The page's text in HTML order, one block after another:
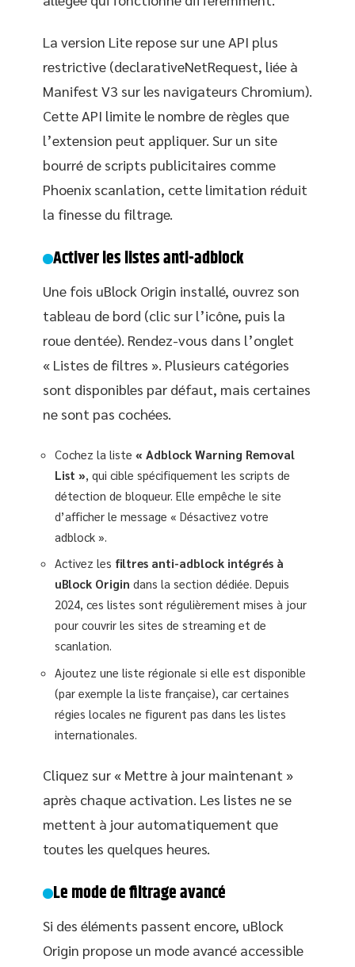
La version Lite repose sur une API plus
restrictive (declarativeNetRequest, liée à
Manifest V3 sur les navigateurs Chromium).
Cette API limite le nombre de règles que
l’extension peut appliquer. Sur un site
bourré de scripts publicitaires comme
Phoenix scanlation, cette limitation réduit
la finesse du filtrage.
Activer les listes anti-adblock
Une fois uBlock Origin installé, ouvrez son
tableau de bord (clic sur l’icône, puis la
roue dentée). Rendez-vous dans l’onglet
« Listes de filtres ». Plusieurs catégories
sont disponibles par défaut, mais certaines
ne sont pas cochées.
Cochez la liste « Adblock Warning Removal
List », qui cible spécifiquement les scripts de
détection de bloqueur. Elle empêche le site
d’afficher le message « Désactivez votre
adblock ».
Activez les filtres anti-adblock intégrés à
uBlock Origin dans la section dédiée. Depuis
2024, ces listes sont régulièrement mises à jour
pour couvrir les sites de streaming et de
scanlation.
Ajoutez une liste régionale si elle est disponible
(par exemple la liste française), car certaines
régies locales ne figurent pas dans les listes
internationales.
Cliquez sur « Mettre à jour maintenant »
après chaque activation. Les listes ne se
mettent à jour automatiquement que
toutes les quelques heures.
Le mode de filtrage avancé
Si des éléments passent encore, uBlock
Origin propose un mode avancé accessible